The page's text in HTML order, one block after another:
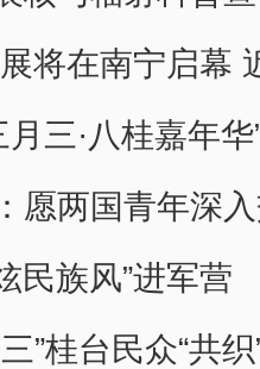
将在南宁启幕
月三·八桂嘉年
愿两国青年深
民族风”进军营
”桂台民众“共